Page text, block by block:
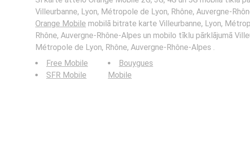
Villeurbanne, Lyon, Métropole de Lyon, Rhône, Auvergne-
Orange Mobile mobilā bitrate karte Villeurbanne, Lyon,
Rhône, Auvergne-Rhône-Alpes un mobilo tīklu pārklājumā
Métropole de Lyon, Rhône, Auvergne-Rhône-Alpes .
Free Mobile
SFR Mobile
Bouygues
Mobile